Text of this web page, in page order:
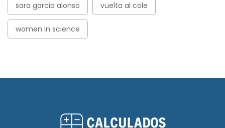
sara garcia alonso vuelta al cole
women in science